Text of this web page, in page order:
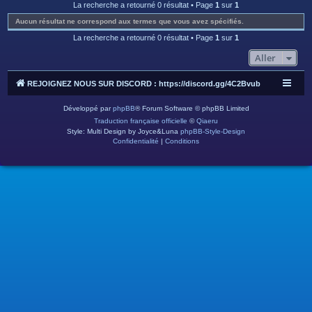
r
La recherche a retourné 0 résultat • Page 1 sur 1
Aucun résultat ne correspond aux termes que vous avez spécifiés.
La recherche a retourné 0 résultat • Page 1 sur 1
Aller
REJOIGNEZ NOUS SUR DISCORD : https://discord.gg/4C2Bvub
Développé parphpBB® Forum Software © phpBB Limited
Traduction française officielle ©Qiaeru
Style: Multi Design by Joyce&Luna phpBB-Style-Design
Confidentialité
Conditions